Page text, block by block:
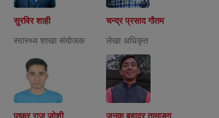
सुरविर शाही
स्वास्थ्य शाखा संयोजक
चन्द्र प्रसाद गौतम
लेखा अधिकृत
पुष्कर राज जोशी जनक बहादुर तामाङ्ग